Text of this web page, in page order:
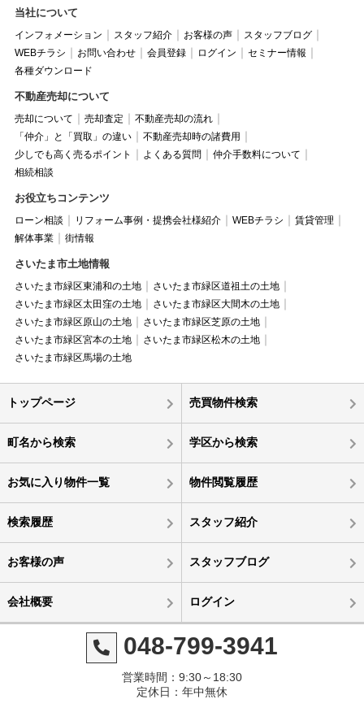
当社について
インフォメーション スタッフ紹介 お客様の声
スタッフブログ
WEBチラシ
お問い合わせ 会員登録 ログイン
セミナー情報
各種ダウンロード
不動産売却について
売却について 売却査定
不動産売却の流れ
「仲介」と「買取」の違い
不動産売却時の諸費用
少しでも高く売るポイント
よくある質問
仲介手数料について
相続相談
お役立ちコンテンツ
ローン相談 リフォーム事例・提携会社様紹介 WEBチラシ
賃貸管理
解体事業
街情報
さいたま市土地情報
さいたま市緑区東浦和の土地
さいたま市緑区道祖土の土地
さいたま市緑区太田窪の土地
さいたま市緑区大間木の土地
さいたま市緑区原山の土地
さいたま市緑区芝原の土地
さいたま市緑区宮本の土地
さいたま市緑区松木の土地
さいたま市緑区馬場の土地
トップページ 売買物件検索
町名から検索 学区から検索
お気に入り物件一覧 物件閲覧履歴
検索履歴 スタッフ紹介
お客様の声 スタッフブログ
会社概要 ログイン
048-799-3941
営業時間：9:30～18:30
定休日：年中無休